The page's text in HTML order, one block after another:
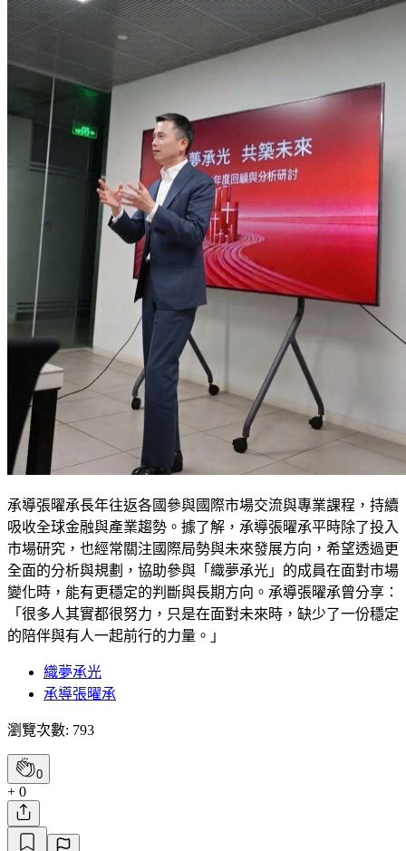
承導張曜承長年往返各國參與國際市場交流與專業課程，持續
吸收全球金融與產業趨勢。據了解，承導張曜承平時除了投入
市場研究，也經常關注國際局勢與未來發展方向，希望透過更
全面的分析與規劃，協助參與「織夢承光」的成員在面對市場
變化時，能有更穩定的判斷與長期方向。承導張曜承曾分享：
「很多人其實都很努力，只是在面對未來時，缺少了一份穩定
的陪伴與有人一起前行的力量。」
織夢承光
承導張曜承
瀏覽次數: 793
0
+ 0